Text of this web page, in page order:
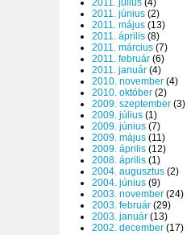
2011. július (4)
2011. június (2)
2011. május (13)
2011. április (8)
2011. március (7)
2011. február (6)
2011. január (4)
2010. november (4)
2010. október (2)
2009. szeptember (3)
2009. július (1)
2009. június (7)
2009. május (11)
2009. április (12)
2008. április (1)
2004. augusztus (2)
2004. június (9)
2003. november (24)
2003. február (29)
2003. január (13)
2002. december (17)